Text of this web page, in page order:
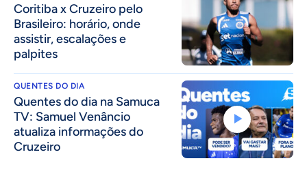
Coritiba x Cruzeiro pelo
Brasileiro: horário, onde
assistir, escalações e
palpites
QUENTES DO DIA
Quentes do dia na Samuca
TV: Samuel Venâncio
atualiza informações do
Cruzeiro